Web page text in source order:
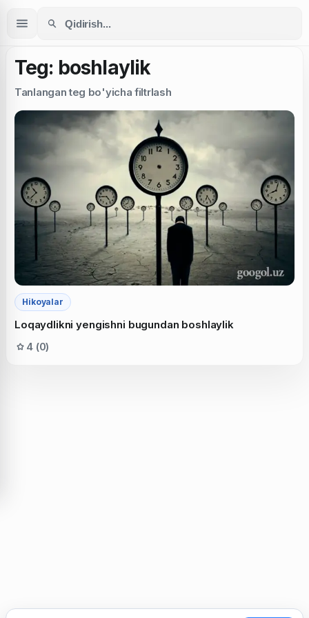
Teg: boshlaylik
Tanlangan teg bo'yicha filtrlash
Hikoyalar
Loqaydlikni yengishni bugundan boshlaylik
4 (0)